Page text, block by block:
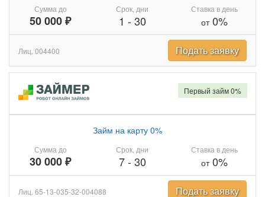
Сумма до
50 000 ₽
Срок, дни
1 - 30
Ставка в день
от0%
Лиц. 004400 Подать заявку
Сумма до
30 000 ₽
Займ на карту 0%
Срок, дни
7- 30
Ставка в день
от0%
Первый займ 0%
Лиц. 65-13-035-32-004088 Подать заявку